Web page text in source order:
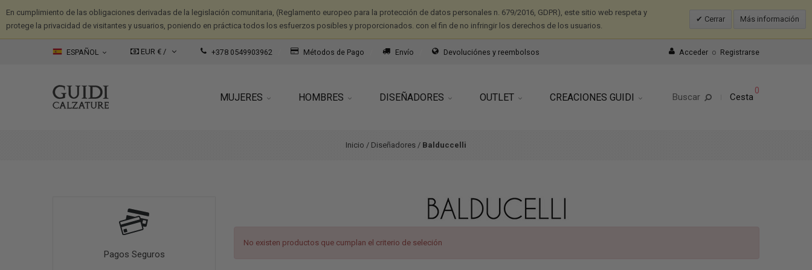
En cumplimiento de las obligaciones derivadas de la legislación comunitaria, (Reglamento europeo para la protección de datos personales n. 679/2016, GDPR), este sitio web respeta y
protege la privacidad de visitantes y usuarios, poniendo en práctica todos los esfuerzos posibles y proporcionados. con el fin de no infringir los derechos de los usuarios.
Cerrar Más información
ESPAÑOL EUR € / +378 0549903962 Métodos de Pago Envío Devoluciónes y reembolsos Acceder o Registrarse
MUJERES HOMBRES DISEÑADORES OUTLET CREACIONES GUIDI Buscar Cesta
0
Inicio / Diseñadores / Balduccelli
Pagos Seguros
No existen productos que cumplan el criterio de seleción